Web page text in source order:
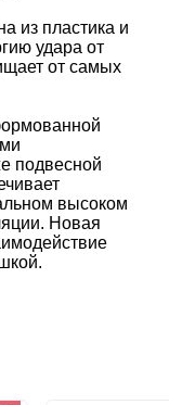
из пластика и
удара от
от самых
подвесной
высоком
Новая